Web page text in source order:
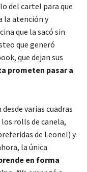
del cartel para que
la atención y
que la sacó sin
que generó
que dejan sus
prometen pasar a
varias cuadras
rolls de canela,
de Leonel) y
la única
en forma